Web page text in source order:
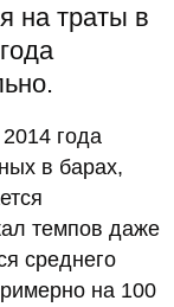
на траты в
года
в барах,
темпов даже
среднего
на 100